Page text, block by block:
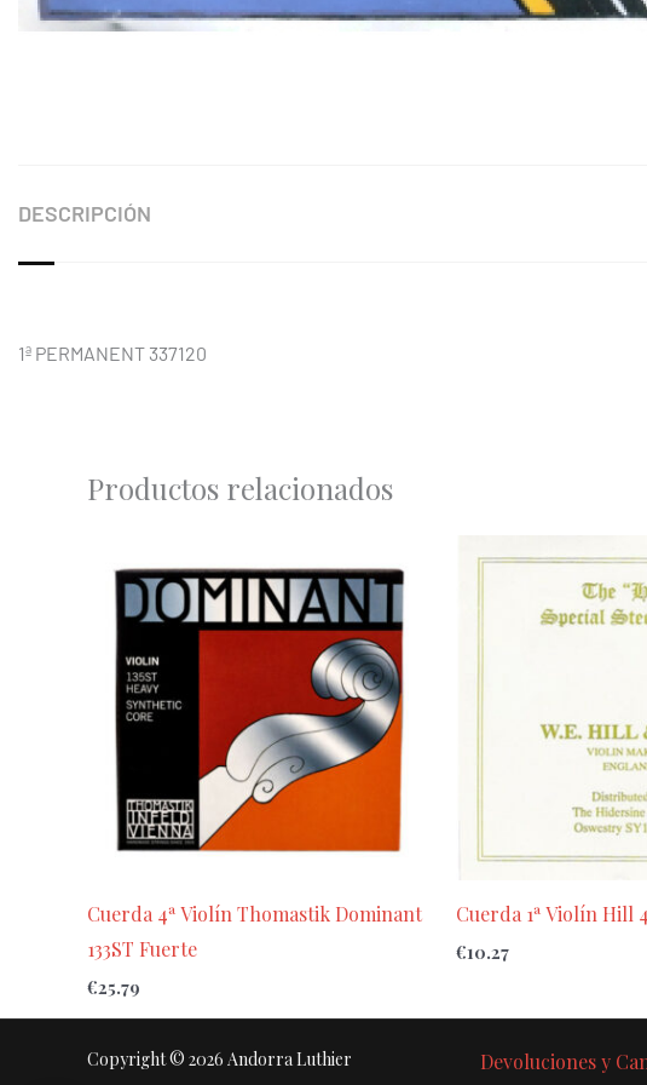
DESCRIPCIÓN
1ª PERMANENT 337120
Productos relacionados
Cuerda 4ª Violín Thomastik Dominant
133ST Fuerte
€25.79
Cuerda 1ª Violín Hill
€10.27
Copyright © 2026 Andorra Luthier Devoluciones y